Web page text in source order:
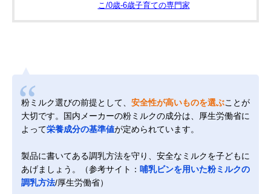
こ/0歳-6歳子育ての専門家
粉ミルク選びの前提として、 安全性が高いものを選ぶことが
大切です。国内メーカーの粉ミルクの成分は、厚生労働省に
よって栄養成分の基準値が定められています。
製品に書いてある調乳方法を守り、安全なミルクを子どもに
あげましょう。（参考サイト： 哺乳ビンを用いた粉ミルクの
調乳方法/厚生労働省）